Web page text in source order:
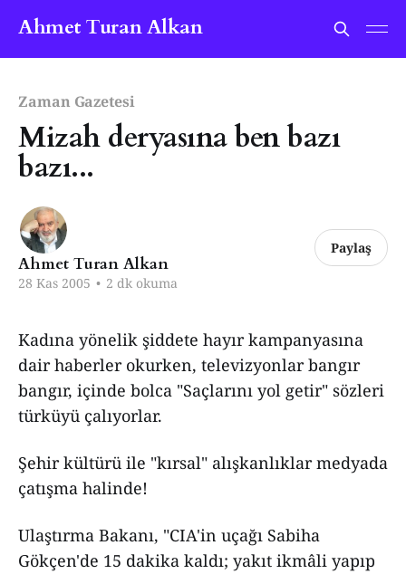
Ahmet Turan Alkan
Zaman Gazetesi
Mizah deryasına ben bazı
bazı...
Ahmet Turan Alkan
28 Kas 2005 • 2 dk okuma
Paylaş
Kadına yönelik şiddete hayır kampanyasına
dair haberler okurken, televizyonlar bangır
bangır, içinde bolca "Saçlarını yol getir" sözleri
türküyü çalıyorlar.
Şehir kültürü ile "kırsal" alışkanlıklar medyada
çatışma halinde!
Ulaştırma Bakanı, "CIA'in uçağı Sabiha
Gökçen'de 15 dakika kaldı; yakıt ikmâli yapıp